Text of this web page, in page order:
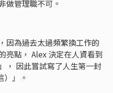
做管理職不可。
因為過去太過頻繁換工作的
亮點， Alex 決定在人資看到
， 因此嘗試寫了人生第一封
）」。